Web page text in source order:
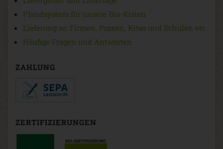
Pfandsystem für unsere Bio-Kisten
Lieferung an Firmen, Praxen, Kitas und Schulen etc.
Häufige Fragen und Antworten
ZAHLUNG
ZERTIFIZIERUNGEN